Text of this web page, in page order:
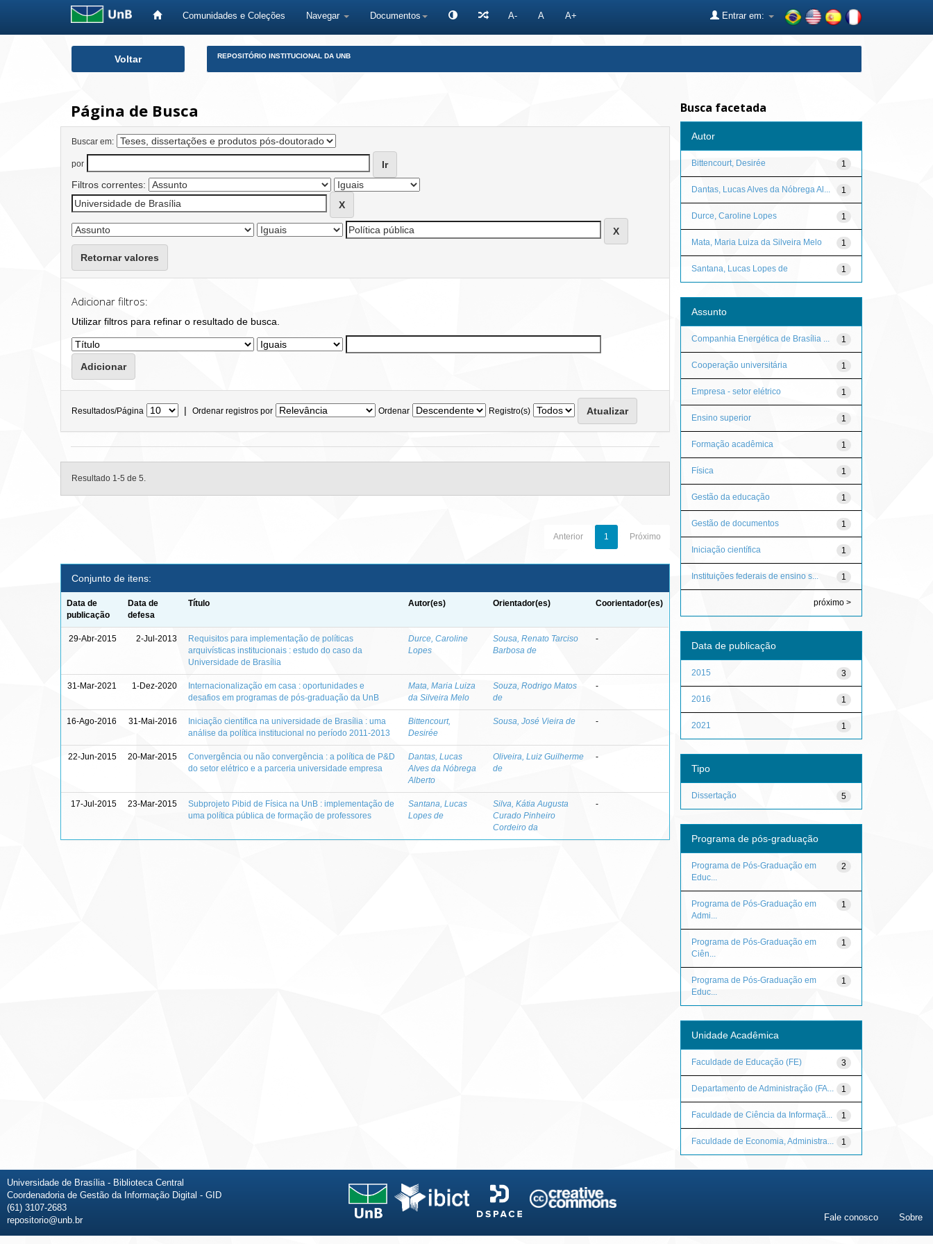
Comunidades e Coleções Navegar Documentos A- A A+ Entrar em:
Voltar REPOSITÓRIO INSTITUCIONAL DA UNB
Página de Busca
Buscar em:
por
Filtros correntes:
Retornar valores
Adicionar filtros:
Utilizar filtros para refinar o resultado de busca.
Resultados/Página | Ordenar registros por Ordenar Registro(s)
Resultado 1-5 de 5.
Anterior 1 Próximo
Conjunto de itens:
Data de
publicação
Data de
defesa
Título Autor(es) Orientador(es) Coorientador(es)
29-Abr-2015 2-Jul-2013
Requisitos para implementação de políticas
arquivísticas institucionais : estudo do caso da
Universidade de Brasília
Durce, Caroline
Lopes
Sousa, Renato Tarciso
Barbosa de
-
31-Mar-2021 1-Dez-2020
Internacionalização em casa : oportunidades e
desafios em programas de pós-graduação da UnB
Mata, Maria Luiza
da Silveira Melo
Souza, Rodrigo Matos
de
-
16-Ago-2016 31-Mai-2016
Iniciação científica na universidade de Brasília : uma
análise da política institucional no período 2011-2013
Bittencourt,
Desirée
Sousa, José Vieira de -
22-Jun-2015 20-Mar-2015
Convergência ou não convergência : a política de P&D
do setor elétrico e a parceria universidade empresa
Dantas, Lucas
Alves da Nóbrega
Alberto
Oliveira, Luiz Guilherme
de
-
17-Jul-2015 23-Mar-2015
Subprojeto Pibid de Física na UnB : implementação de
uma política pública de formação de professores
Santana, Lucas
Lopes de
Silva, Kátia Augusta
Curado Pinheiro
Cordeiro da
-
Busca facetada
Autor
1
Bittencourt, Desirée
1
Dantas, Lucas Alves da Nóbrega Al...
1
Durce, Caroline Lopes
1
Mata, Maria Luiza da Silveira Melo
1
Santana, Lucas Lopes de
Assunto
1
Companhia Energética de Brasília ...
1
Cooperação universitária
1
Empresa - setor elétrico
1
Ensino superior
1
Formação acadêmica
1
Física
1
Gestão da educação
1
Gestão de documentos
1
Iniciação científica
1
Instituições federais de ensino s...
próximo >
Data de publicação
3
2015
1
2016
1
2021
Tipo
5
Dissertação
Programa de pós-graduação
2
Programa de Pós-Graduação em
Educ...
1
Programa de Pós-Graduação em
Admi...
1
Programa de Pós-Graduação em
Ciên...
1
Programa de Pós-Graduação em
Educ...
Unidade Acadêmica
3
Faculdade de Educação (FE)
1
Departamento de Administração (FA...
1
Faculdade de Ciência da Informaçã...
1
Faculdade de Economia, Administra...
Universidade de Brasília - Biblioteca Central
Coordenadoria de Gestão da Informação Digital - GID
(61) 3107-2683
repositorio@unb.br
Fale conosco Sobre